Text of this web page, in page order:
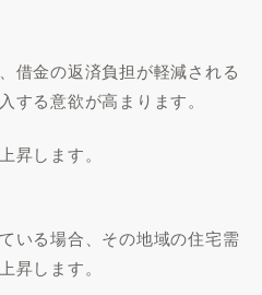
借金の返済負担が軽減される
する意欲が高まります。
昇します。
いる場合、その地域の住宅需
昇します。